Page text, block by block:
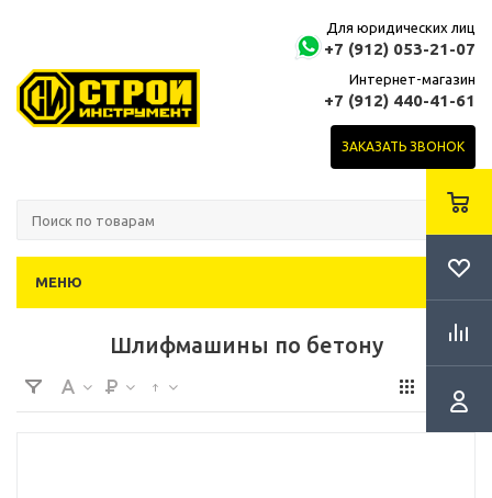
Для юридических лиц
+7 (912) 053-21-07
Интернет-магазин
+7 (912) 440-41-61
ЗАКАЗАТЬ ЗВОНОК
МЕНЮ
Шлифмашины по бетону